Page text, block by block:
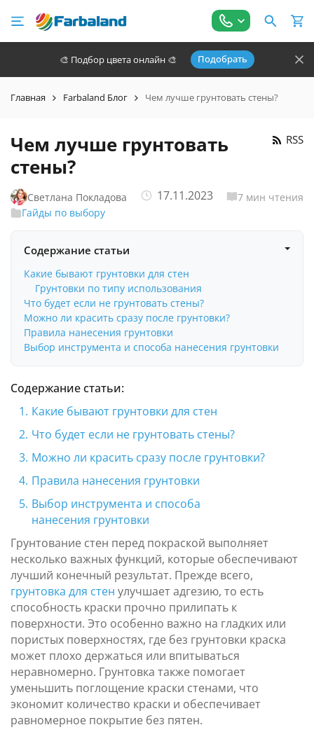
🎨 Подбор цвета онлайн 🎨 Подобрать
Главная Farbaland Блог Чем лучше грунтовать стены?
Чем лучше грунтовать
стены?
RSS
Светлана Покладова 17.11.2023
7 мин чтения
Гайды по выбору
Содержание статьи
Какие бывают грунтовки для стен
Грунтовки по типу использования
Что будет если не грунтовать стены?
Можно ли красить сразу после грунтовки?
Правила нанесения грунтовки
Выбор инструмента и способа нанесения грунтовки
Содержание статьи:
Какие бывают грунтовки для стен
Что будет если не грунтовать стены?
Можно ли красить сразу после грунтовки?
Правила нанесения грунтовки
Выбор инструмента и способа
нанесения грунтовки
Грунтование стен перед покраской выполняет
несколько важных функций, которые обеспечивают
лучший конечный результат. Прежде всего,
грунтовка для стен улучшает адгезию, то есть
способность краски прочно прилипать к
поверхности. Это особенно важно на гладких или
пористых поверхностях, где без грунтовки краска
может плохо держаться или впитываться
неравномерно. Грунтовка также помогает
уменьшить поглощение краски стенами, что
экономит количество краски и обеспечивает
равномерное покрытие без пятен.